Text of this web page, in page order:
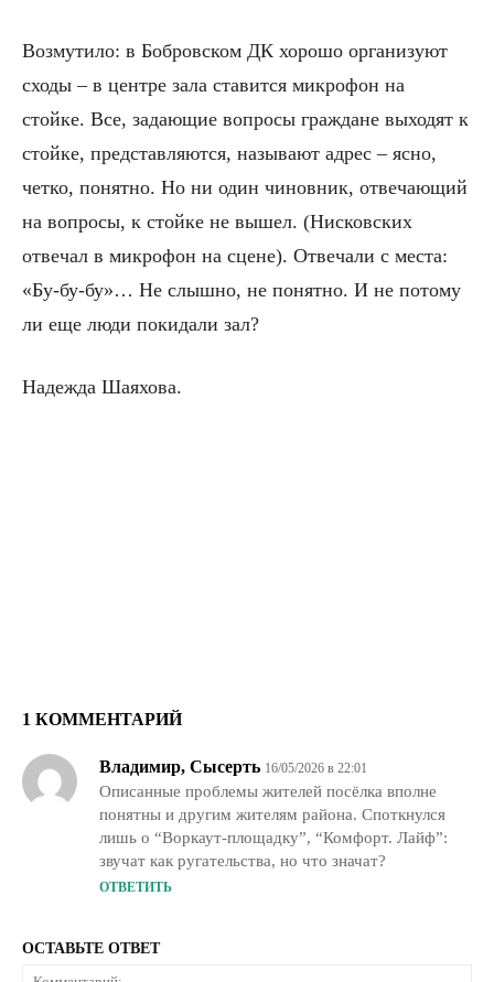
Возмутило: в Бобровском ДК хорошо организуют
сходы – в центре зала ставится микрофон на
стойке. Все, задающие вопросы граждане выходят к
стойке, представляются, называют адрес – ясно,
четко, понятно. Но ни один чиновник, отвечающий
на вопросы, к стойке не вышел. (Нисковских
отвечал в микрофон на сцене). Отвечали с места:
«Бу-бу-бу»… Не слышно, не понятно. И не потому
ли еще люди покидали зал?
Надежда Шаяхова.
1 КОММЕНТАРИЙ
Владимир, Сысерть 16/05/2026 в 22:01
Описанные проблемы жителей посёлка вполне
понятны и другим жителям района. Споткнулся
лишь о “Воркаут-площадку”, “Комфорт. Лайф”:
звучат как ругательства, но что значат?
ОТВЕТИТЬ
ОСТАВЬТЕ ОТВЕТ